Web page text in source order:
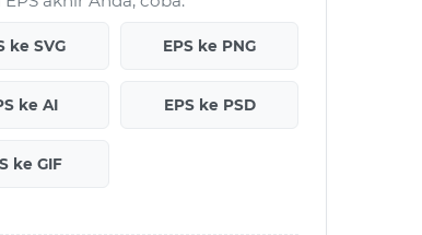
ke SVG EPS ke PNG
ke AI EPS ke PSD
ke GIF